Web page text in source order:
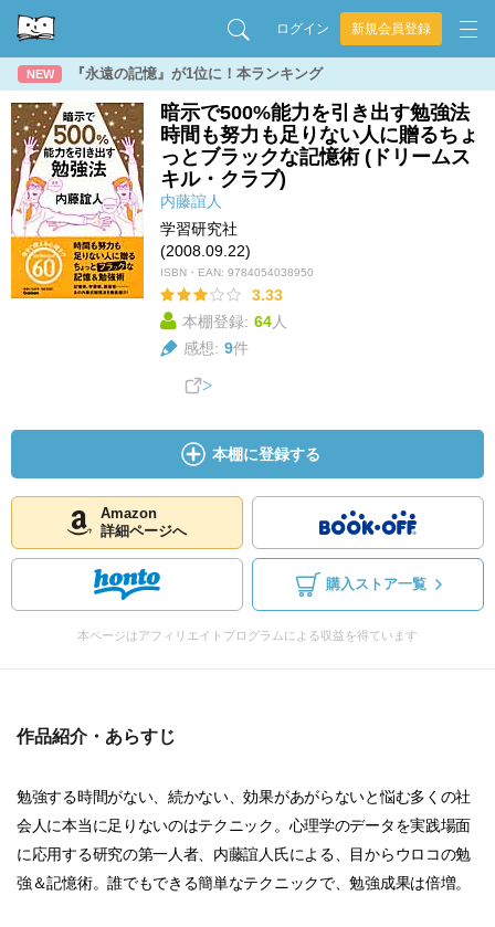
ログイン 新規会員登録
NEW 『永遠の記憶』が1位に！本ランキング
暗示で500%能力を引き出す勉強法
時間も努力も足りない人に贈るちょ
っとブラックな記憶術 (ドリームス
キル・クラブ)
内藤誼人
学習研究社
(2008.09.22)
ISBN・EAN: 9784054038950
3.33
本棚登録: 64人
感想: 9件
本棚に登録する
Amazon
詳細ページへ
購入ストア一覧
本ページはアフィリエイトプログラムによる収益を得ています
作品紹介・あらすじ
勉強する時間がない、続かない、効果があがらないと悩む多くの社
会人に本当に足りないのはテクニック。心理学のデータを実践場面
に応用する研究の第一人者、内藤誼人氏による、目からウロコの勉
強＆記憶術。誰でもできる簡単なテクニックで、勉強成果は倍増。